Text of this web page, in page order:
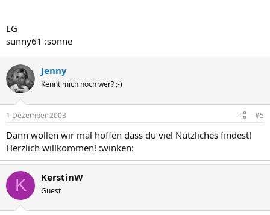
LG
sunny61 :sonne
Jenny
Kennt mich noch wer? ;-)
1 Dezember 2003 #5
Dann wollen wir mal hoffen dass du viel Nützliches findest!
Herzlich willkommen! :winken:
K KerstinW
Guest